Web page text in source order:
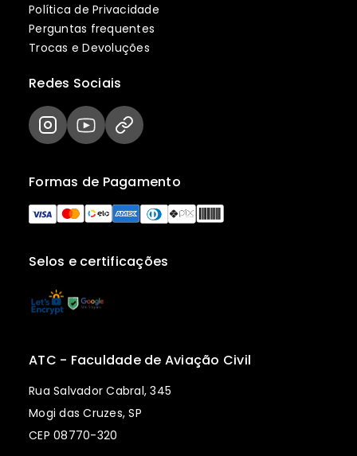
Política de Privacidade
Perguntas frequentes
Trocas e Devoluções
Selos e certificações
Formas de Pagamento
Redes Sociais
ATC - Faculdade de Aviação Civil
Rua Salvador Cabral, 345
Mogi das Cruzes, SP
CEP 08770-320